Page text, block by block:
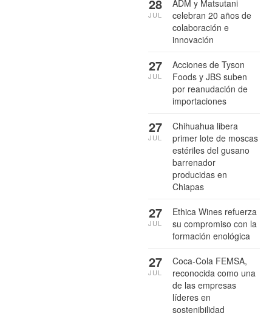
ADM y Matsutani
celebran 20 años de
colaboración e
innovación
28
JUL
Acciones de Tyson
Foods y JBS suben
por reanudación de
importaciones
27
JUL
Chihuahua libera
primer lote de moscas
estériles del gusano
barrenador
producidas en
Chiapas
27
JUL
Ethica Wines refuerza
su compromiso con la
formación enológica
27
JUL
Coca-Cola FEMSA,
reconocida como una
de las empresas
líderes en
sostenibilidad
27
JUL